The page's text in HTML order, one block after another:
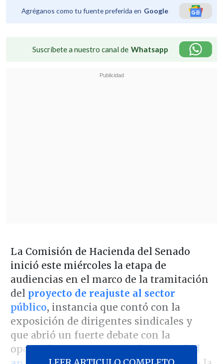
Agréganos como tu fuente preferida en Google
Suscríbete a nuestro canal de Whatsapp
La Comisión de Hacienda del Senado
inició este miércoles la etapa de
audiencias en el marco de la tramitación
del proyecto de reajuste al sector
público, instancia que contó con la
exposición de dirigentes sindicales y
que abrió un fuerte debate con la
oposición poreventuales"amarres" al